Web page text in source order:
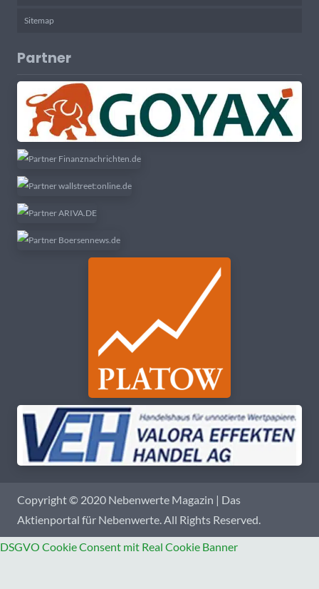
Sitemap
Partner
Copyright © 2020 Nebenwerte Magazin | Das
Aktienportal für Nebenwerte. All Rights Reserved.
DSGVO Cookie Consent mit Real Cookie Banner